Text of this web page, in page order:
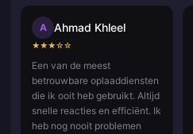
A Ahmad Khleel
★★★☆☆
Een van de meest
betrouwbare oplaaddiensten
die ik ooit heb gebruikt. Altijd
snelle reacties en efficiënt. Ik
heb nog nooit problemen